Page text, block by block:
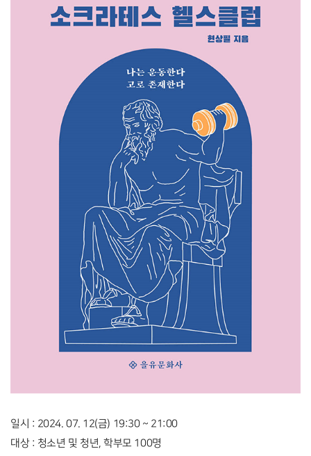
일시 : 2024. 07. 12(금) 19:30 ~ 21:00
대상 : 청소년 및 청년, 학부모 100명